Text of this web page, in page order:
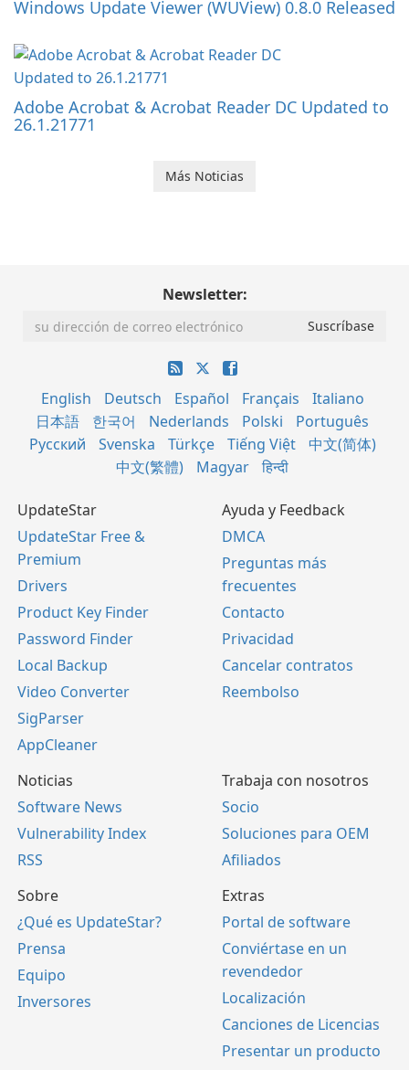
Windows Update Viewer (WUView) 0.8.0 Released
Adobe Acrobat & Acrobat Reader DC Updated to
26.1.21771
Más Noticias
Newsletter:
English Deutsch Español Français
Italiano
日本語
한국어 Nederlands Polski
Português
Русский
Svenska Türkçe Tiếng Việt
中文(简体)
中文(繁體)
Magyar हिन्दी
UpdateStar
UpdateStar Free &
Premium
Drivers
Product Key Finder
Password Finder
Local Backup
Video Converter
SigParser
AppCleaner
Ayuda y Feedback
DMCA
Preguntas más
frecuentes
Contacto
Privacidad
Cancelar contratos
Reembolso
Noticias
Software News
Vulnerability Index
RSS
Trabaja con nosotros
Socio
Soluciones para OEM
Afiliados
Sobre
¿Qué es UpdateStar?
Prensa
Equipo
Inversores
Extras
Portal de software
Conviértase en un
revendedor
Localización
Canciones de Licencias
Presentar un producto